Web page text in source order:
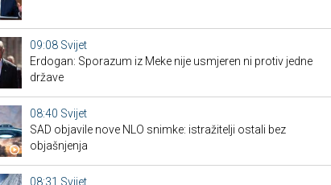
09:08 Svijet
Erdogan: Sporazum iz Meke nije usmjeren ni protiv jedne
države
08:40 Svijet
SAD objavile nove NLO snimke: istražitelji ostali bez
objašnjenja
08:31 Svijet